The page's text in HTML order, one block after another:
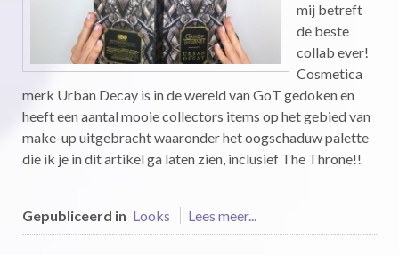
mij betreft
de beste
collab ever!
Cosmetica
merk Urban Decay is in de wereld van GoT gedoken en
heeft een aantal mooie collectors items op het gebied van
make-up uitgebracht waaronder het oogschaduw palette
die ik je in dit artikel ga laten zien, inclusief The Throne!!
Gepubliceerd in Looks Lees meer...